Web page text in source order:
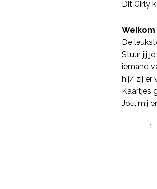
Dit Girly
Welkom
De
Stuur jij
iemand
hij/ zij er
Kaartjes
Jou, mij